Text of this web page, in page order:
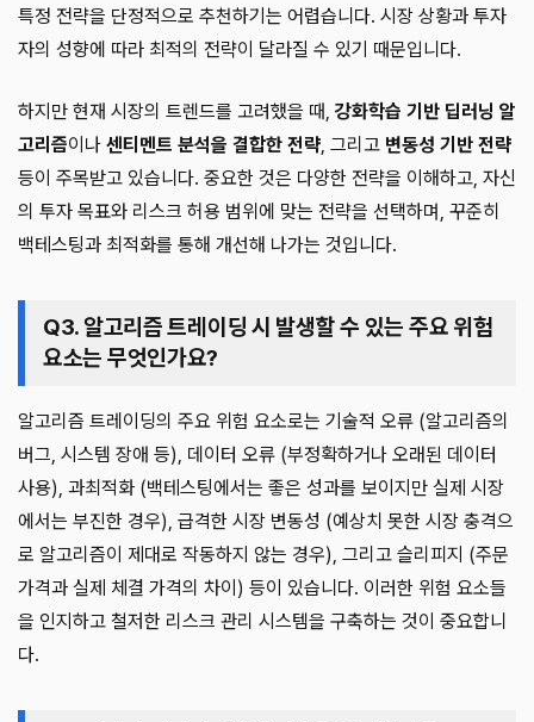
특정 전략을 단정적으로 추천하기는 어렵습니다. 시장 상황과 투자
자의 성향에 따라 최적의 전략이 달라질 수 있기 때문입니다.
하지만 현재 시장의 트렌드를 고려했을 때, 강화학습 기반 딥러닝 알
고리즘이나 센티멘트 분석을 결합한 전략, 그리고 변동성 기반 전략
등이 주목받고 있습니다. 중요한 것은 다양한 전략을 이해하고, 자신
의 투자 목표와 리스크 허용 범위에 맞는 전략을 선택하며, 꾸준히
백테스팅과 최적화를 통해 개선해 나가는 것입니다.
Q3. 알고리즘 트레이딩 시 발생할 수 있는 주요 위험
요소는 무엇인가요?
알고리즘 트레이딩의 주요 위험 요소로는 기술적 오류 (알고리즘의
버그, 시스템 장애 등), 데이터 오류 (부정확하거나 오래된 데이터
사용), 과최적화 (백테스팅에서는 좋은 성과를 보이지만 실제 시장
에서는 부진한 경우), 급격한 시장 변동성 (예상치 못한 시장 충격으
로 알고리즘이 제대로 작동하지 않는 경우), 그리고 슬리피지 (주문
가격과 실제 체결 가격의 차이) 등이 있습니다. 이러한 위험 요소들
을 인지하고 철저한 리스크 관리 시스템을 구축하는 것이 중요합니
다.